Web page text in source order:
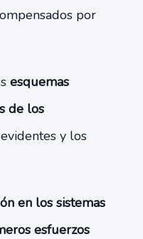
por
esquemas
de los
y los
en los sistemas
esfuerzos